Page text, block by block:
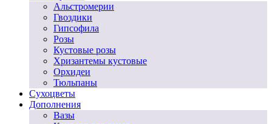
Альстромерии
Гвоздики
Гипсофила
Розы
Кустовые розы
Хризантемы кустовые
Орхидеи
Тюльпаны
Сухоцветы
Дополнения
Вазы